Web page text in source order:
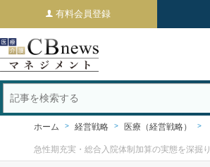
有料会員登録
ホーム 経営戦略 医療（経営戦略）
急性期充実・総合入院体制加算の実態を深掘り